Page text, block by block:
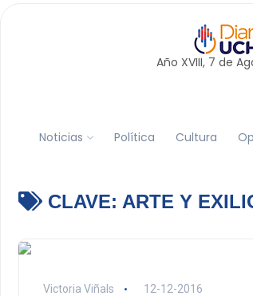
Año XVIII, 7 de
Noticias Política Cultura
CLAVE: ARTE Y
Victoria Viñals 12-12-2016